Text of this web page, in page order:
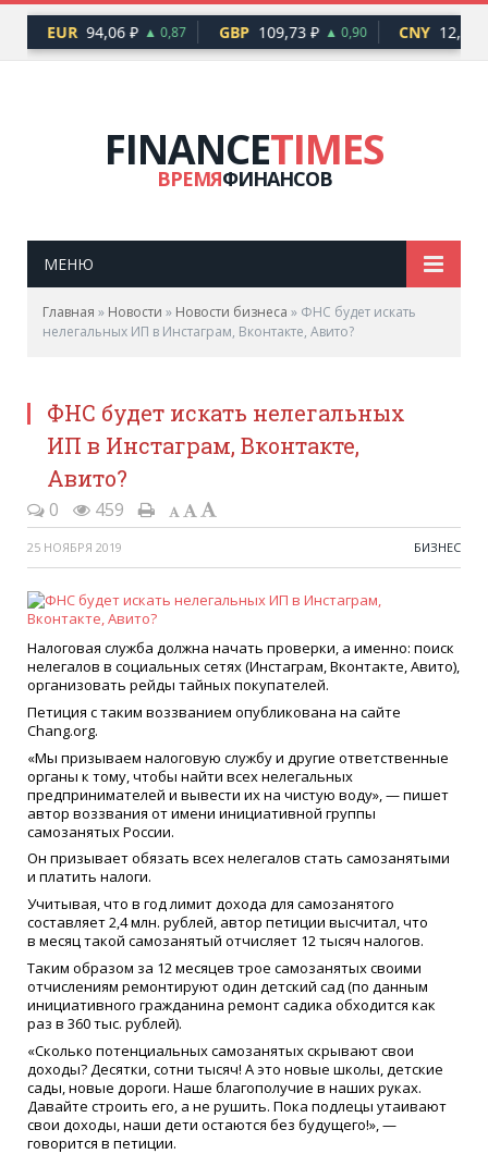
EUR 94,06 ₽ ▲ 0,87 GBP 109,73 ₽ ▲ 0,90 CNY 12,06 ₽
FINANCETIMES
ВРЕМЯФИНАНСОВ
МЕНЮ
Главная » Новости » Новости бизнеса » ФНС будет искать
нелегальных ИП в Инстаграм, Вконтакте, Авито?
ФНС будет искать нелегальных
ИП в Инстаграм, Вконтакте,
Авито?
0 459
25 НОЯБРЯ 2019 БИЗНЕС
Налоговая служба должна начать проверки, а именно: поиск
нелегалов в социальных сетях (Инстаграм, Вконтакте, Авито),
организовать рейды тайных покупателей.
Петиция с таким воззванием опубликована на сайте
Chang.org.
«Мы призываем налоговую службу и другие ответственные
органы к тому, чтобы найти всех нелегальных
предпринимателей и вывести их на чистую воду», — пишет
автор воззвания от имени инициативной группы
самозанятых России.
Он призывает обязать всех нелегалов стать самозанятыми
и платить налоги.
Учитывая, что в год лимит дохода для самозанятого
составляет 2,4 млн. рублей, автор петиции высчитал, что
в месяц такой самозанятый отчисляет 12 тысяч налогов.
Таким образом за 12 месяцев трое самозанятых своими
отчислениям ремонтируют один детский сад (по данным
инициативного гражданина ремонт садика обходится как
раз в 360 тыс. рублей).
«Сколько потенциальных самозанятых скрывают свои
доходы? Десятки, сотни тысяч! А это новые школы, детские
сады, новые дороги. Наше благополучие в наших руках.
Давайте строить его, а не рушить. Пока подлецы утаивают
свои доходы, наши дети остаются без будущего!», —
говорится в петиции.